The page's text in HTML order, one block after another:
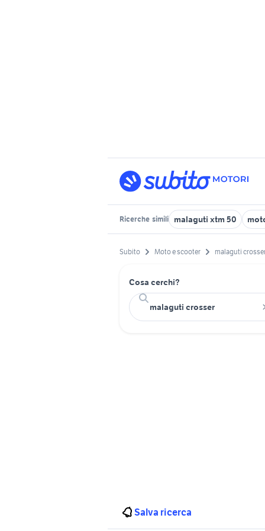
Ricerche simili malaguti xtm 50
Subito Moto e scooter malaguti
Cosa cerchi?
Salva ricerca